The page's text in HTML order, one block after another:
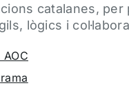
catalanes, per
lògics i